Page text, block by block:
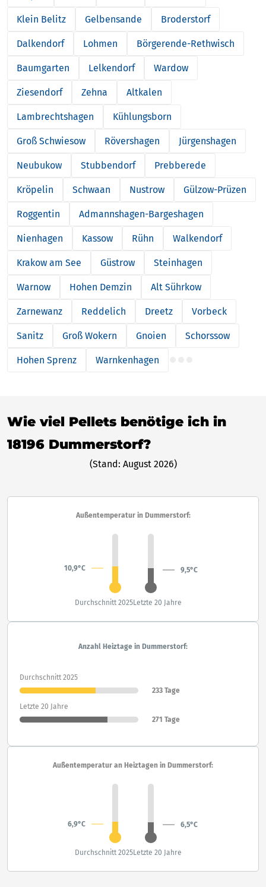
Klein Belitz Gelbensande Broderstorf
Dalkendorf Lohmen Börgerende-Rethwisch
Baumgarten Lelkendorf Wardow
Ziesendorf Zehna Altkalen
Lambrechtshagen Kühlungsborn
Groß Schwiesow Rövershagen Jürgenshagen
Neubukow Stubbendorf Prebberede
Kröpelin Schwaan Nustrow Gülzow-Prüzen
Roggentin Admannshagen-Bargeshagen
Nienhagen Kassow Rühn Walkendorf
Krakow am See Güstrow Steinhagen
Warnow Hohen Demzin Alt Sührkow
Zarnewanz Reddelich Dreetz Vorbeck
Sanitz Groß Wokern Gnoien Schorssow
Hohen Sprenz Warnkenhagen
Wie viel Pellets benötige ich in
18196 Dummerstorf?
(Stand: August 2026)
Außentemperatur in Dummerstorf:
10,9°C 9,5°C
Durchschnitt 2025Letzte 20 Jahre
Anzahl Heiztage in Dummerstorf:
Durchschnitt 2025
233 Tage
Letzte 20 Jahre
271 Tage
Außentemperatur an Heiztagen in Dummerstorf:
6,9°C 6,5°C
Durchschnitt 2025Letzte 20 Jahre